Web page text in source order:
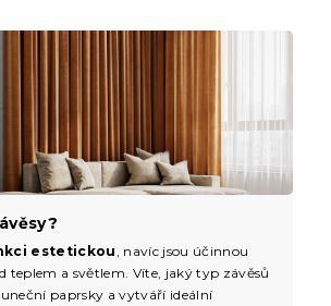
estetickou , navíc jsou účinnou
teplem a světlem. Víte, jaký typ závěsů
paprsky a vytváří ideální